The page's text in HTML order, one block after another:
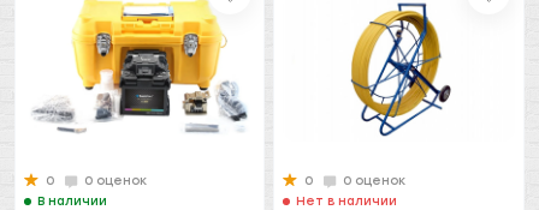
0
0 оценок
В наличии
0
0 оценок
Нет в наличии